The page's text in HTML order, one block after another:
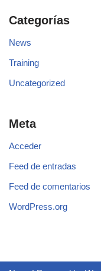
Categorías
News
Training
Uncategorized
Meta
Acceder
Feed de entradas
Feed de comentarios
WordPress.org